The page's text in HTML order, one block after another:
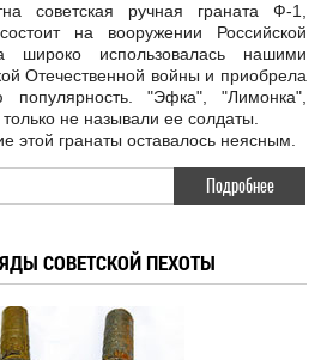
советская ручная граната Ф-1,
на вооружении Российской
широко использовалась нашими
Отечественной войны и приобрела
"Эфка", "Лимонка",
не называли ее солдаты.
этой гранаты оставалось неясным.
Подробнее
СОВЕТСКОЙ ПЕХОТЫ